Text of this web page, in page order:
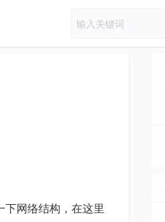
网络结构，在这里